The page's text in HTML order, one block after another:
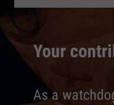
Your
As a